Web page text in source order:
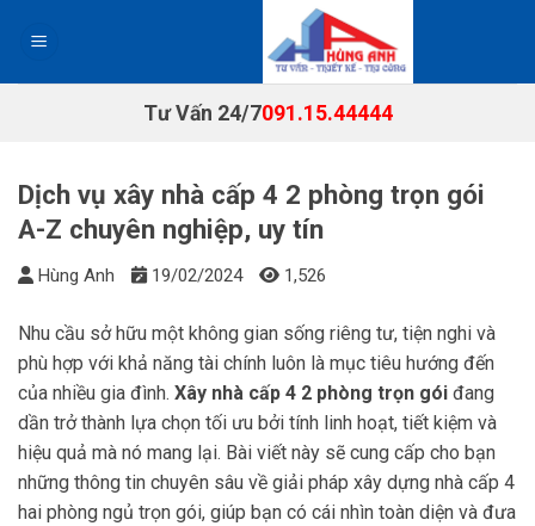
Tư Vấn 24/7091.15.44444
Dịch vụ xây nhà cấp 4 2 phòng trọn gói
A-Z chuyên nghiệp, uy tín
Hùng Anh 19/02/2024 1,526
Nhu cầu sở hữu một không gian sống riêng tư, tiện nghi và
phù hợp với khả năng tài chính luôn là mục tiêu hướng đến
của nhiều gia đình. Xây nhà cấp 4 2 phòng trọn gói đang
dần trở thành lựa chọn tối ưu bởi tính linh hoạt, tiết kiệm và
hiệu quả mà nó mang lại. Bài viết này sẽ cung cấp cho bạn
những thông tin chuyên sâu về giải pháp xây dựng nhà cấp 4
hai phòng ngủ trọn gói, giúp bạn có cái nhìn toàn diện và đưa